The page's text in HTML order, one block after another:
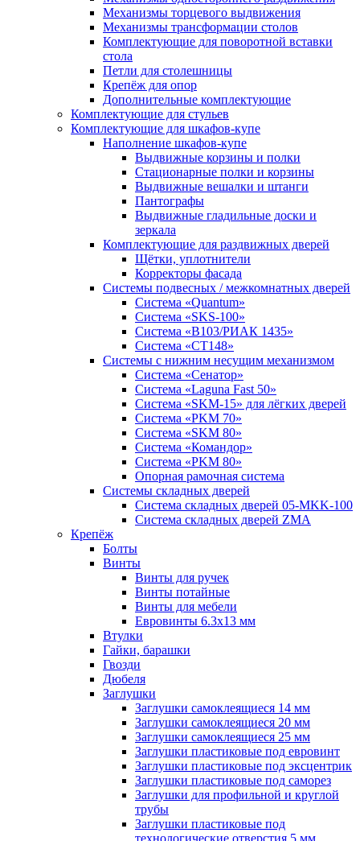
Механизмы торцевого выдвижения
Механизмы трансформации столов
Комплектующие для поворотной вставки
стола
Петли для столешницы
Крепёж для опор
Дополнительные комплектующие
Комплектующие для стульев
Комплектующие для шкафов-купе
Наполнение шкафов-купе
Выдвижные корзины и полки
Стационарные полки и корзины
Выдвижные вешалки и штанги
Пантографы
Выдвижные гладильные доски и
зеркала
Комплектующие для раздвижных дверей
Щётки, уплотнители
Корректоры фасада
Системы подвесных / межкомнатных дверей
Система «Quantum»
Система «SKS-100»
Система «B103/РИАК 1435»
Система «СТ148»
Системы с нижним несущим механизмом
Система «Сенатор»
Система «Laguna Fast 50»
Система «SKM-15» для лёгких дверей
Система «PKM 70»
Система «SKM 80»
Система «Командор»
Система «PKM 80»
Опорная рамочная система
Системы складных дверей
Система складных дверей 05-MKK-100
Система складных дверей ZMA
Крепёж
Болты
Винты
Винты для ручек
Винты потайные
Винты для мебели
Евровинты 6.3х13 мм
Втулки
Гайки, барашки
Гвозди
Дюбеля
Заглушки
Заглушки самоклеящиеся 14 мм
Заглушки самоклеящиеся 20 мм
Заглушки самоклеящиеся 25 мм
Заглушки пластиковые под евровинт
Заглушки пластиковые под эксцентрик
Заглушки пластиковые под саморез
Заглушки для профильной и круглой
трубы
Заглушки пластиковые под
технологические отверстия 5 мм